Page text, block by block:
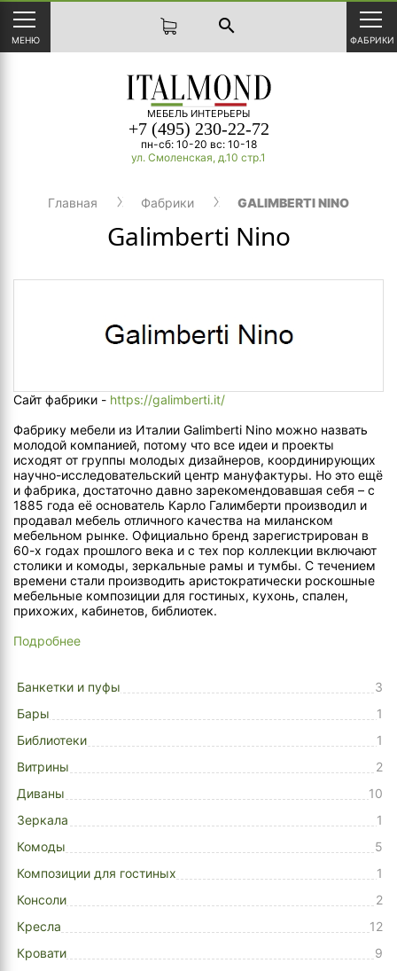
МЕНЮ
search
ФАБРИКИ
МЕБЕЛЬ ИНТЕРЬЕРЫ
+7 (495) 230-22-72
пн-сб: 10-20 вс: 10-18
ул. Смоленская, д.10 стр.1
Главная Фабрики GALIMBERTI NINO
Galimberti Nino
Сайт фабрики - https://galimberti.it/
Фабрику мебели из Италии Galimberti Nino можно назвать
молодой компанией, потому что все идеи и проекты
исходят от группы молодых дизайнеров, координирующих
научно-исследовательский центр мануфактуры. Но это ещё
и фабрика, достаточно давно зарекомендовавшая себя – с
1885 года её основатель Карло Галимберти производил и
продавал мебель отличного качества на миланском
мебельном рынке. Официально бренд зарегистрирован в
60-х годах прошлого века и с тех пор коллекции включают
столики и комоды, зеркальные рамы и тумбы. С течением
времени стали производить аристократически роскошные
мебельные композиции для гостиных, кухонь, спален,
прихожих, кабинетов, библиотек.
Подробнее
Банкетки и пуфы
3
Бары
1
Библиотеки
1
Витрины
2
Диваны
10
Зеркала
1
Комоды
5
Композиции для гостиных
1
Консоли
2
Кресла
12
Кровати
9